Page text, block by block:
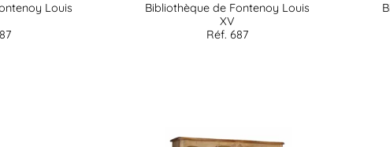
Louis
Bibliothèque de Fontenoy Louis
XV
Réf. 687